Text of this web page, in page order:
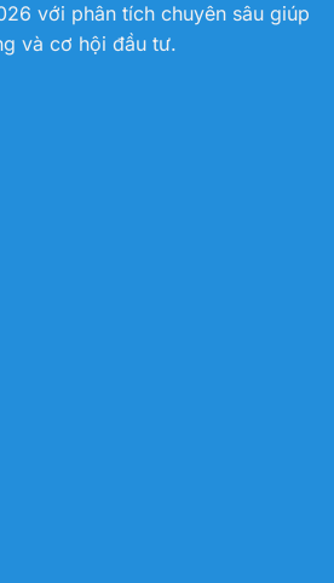
với phân tích chuyên sâu giúp
và cơ hội đầu tư.